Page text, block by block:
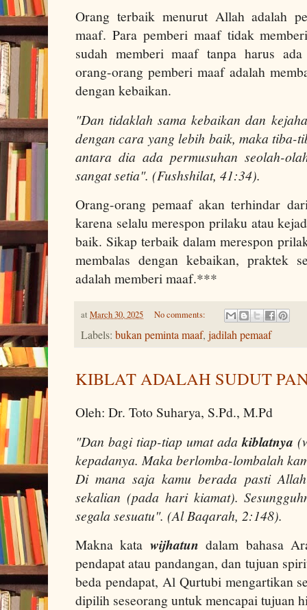
Orang terbaik menurut Allah adalah
maaf. Para pemberi maaf tidak
sudah memberi maaf tanpa harus
orang-orang pemberi maaf adalah
dengan kebaikan.
"Dan tidaklah sama kebaikan dan
dengan cara yang lebih baik, maka tiba-
antara dia ada permusuhan seolah-
sangat setia". (Fushshilat, 41:34).
Orang-orang pemaaf akan terhindar
karena selalu merespon prilaku atau
baik. Sikap terbaik dalam merespon
membalas dengan kebaikan, praktek
adalah memberi maaf.***
at March 30, 2025 No comments:
Labels: bukan peminta maaf, jadilah pemaaf
KIBLAT ADALAH SUDUT
Oleh: Dr. Toto Suharya, S.Pd., M.Pd
"Dan bagi tiap-tiap umat ada kiblatnya
kepadanya. Maka berlomba-lombalah
Di mana saja kamu berada pasti
sekalian (pada hari kiamat).
segala sesuatu". (Al Baqarah, 2:148).
Makna kata wijhatun dalam bahasa
pendapat atau pandangan, dan tujuan
beda pendapat, Al Qurtubi mengartikan
dipilih seseorang untuk mencapai tujuan